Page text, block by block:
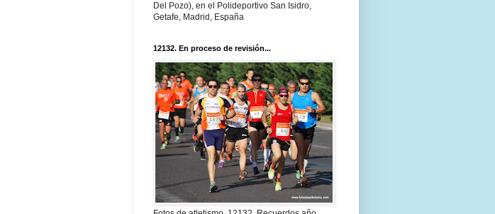
Del Pozo), en el Polideportivo San Isidro,
Getafe, Madrid, España
12132. En proceso de revisión...